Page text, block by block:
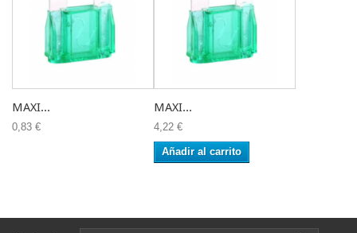
MAXI...
0,83 €
MAXI...
4,22 €
Añadir al carrito